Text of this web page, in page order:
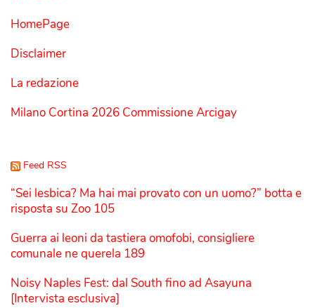
HomePage
Disclaimer
La redazione
Milano Cortina 2026 Commissione Arcigay
Feed RSS
“Sei lesbica? Ma hai mai provato con un uomo?” botta e
risposta su Zoo 105
Guerra ai leoni da tastiera omofobi, consigliere
comunale ne querela 189
Noisy Naples Fest: dal South fino ad Asayuna
[Intervista esclusiva]